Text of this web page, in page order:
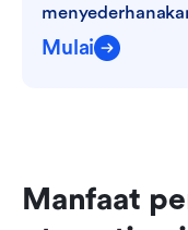
Mulai
Manfaat